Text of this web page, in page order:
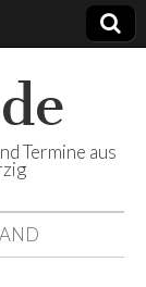
Termine aus